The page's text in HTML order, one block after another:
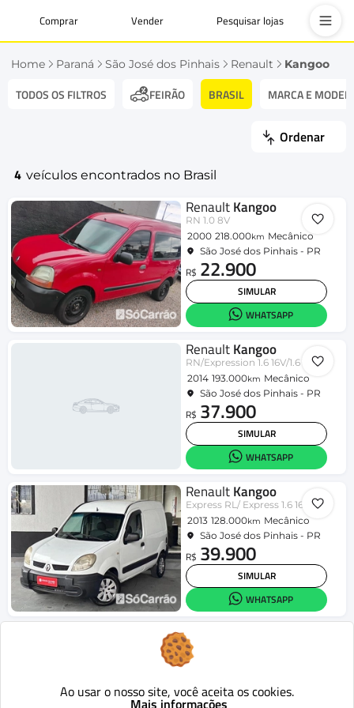
Comprar Vender Pesquisar lojas
Home Paraná São José dos Pinhais Renault Kangoo
TODOS OS FILTROS FEIRÃO BRASIL MARCA E
Ordenar
4 veículos encontrados no Brasil
RenaultKangoo
RN 1.0 8V
2000 218.000km Mecânico
São José dos Pinhais - PR
R$ 22.900
SIMULAR
WHATSAPP
RenaultKangoo
RN/Expression 1.6 16V/1.6 8V 5p
2014 193.000km Mecânico
São José dos Pinhais - PR
R$ 37.900
SIMULAR
WHATSAPP
RenaultKangoo
Express RL/ Express 1.6 16V/8V
2013 128.000km Mecânico
São José dos Pinhais - PR
R$ 39.900
SIMULAR
WHATSAPP
Renault
2015
R$ 42.900
Ao usar o nosso site, você aceita os cookies.
Mais informações